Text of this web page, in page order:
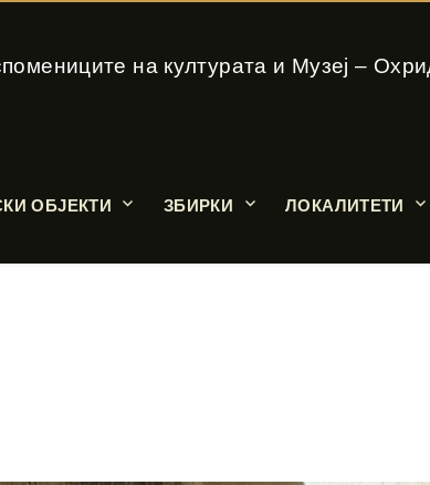
на културата и Музеј –
ОБЈЕКТИ ЗБИРКИ ЛОКАЛИТЕТИ